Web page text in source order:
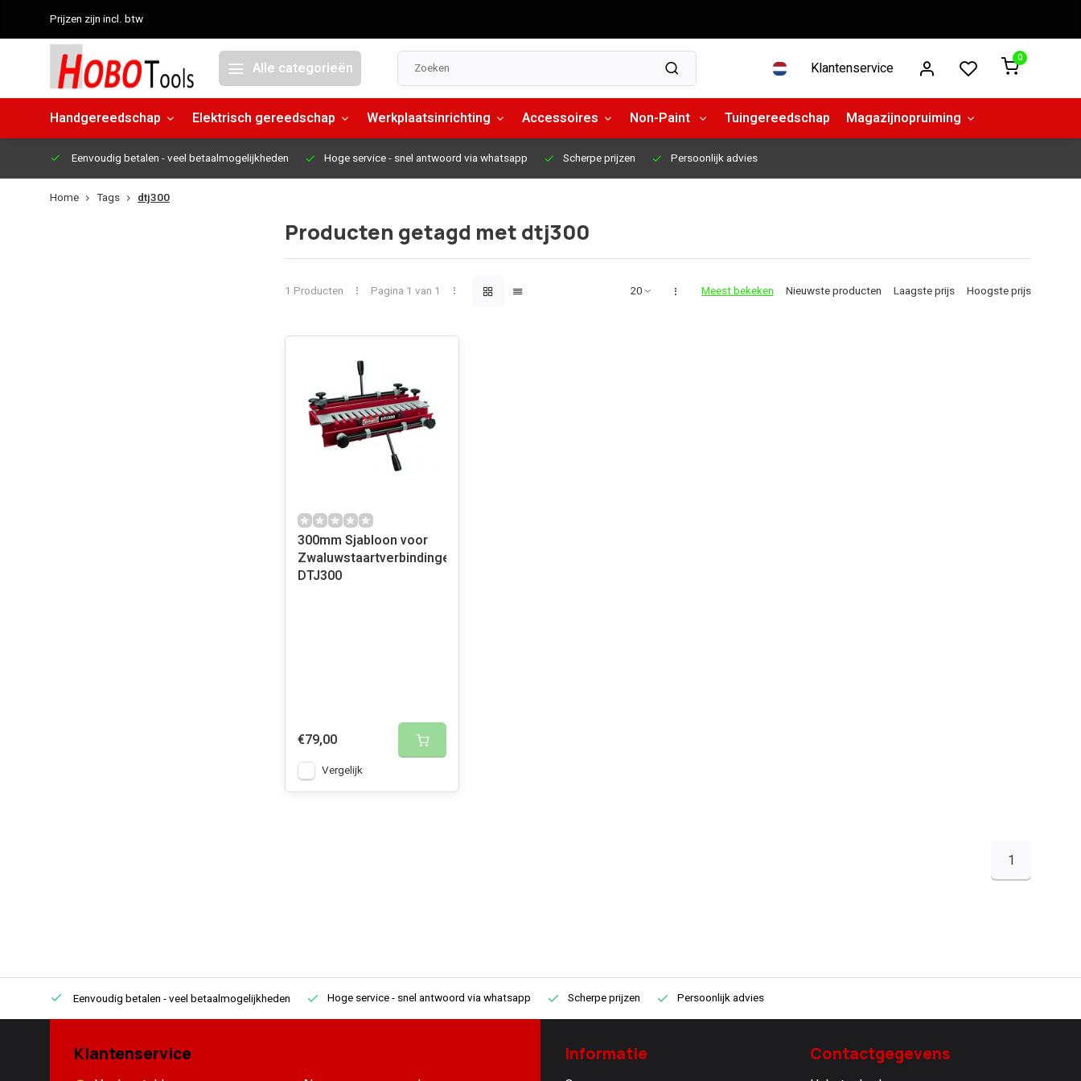
Prijzen zijn incl. btw
Alle categorieën Klantenservice
0
Handgereedschap Elektrisch gereedschap Werkplaatsinrichting Accessoires Non-Paint Tuingereedschap Magazijnopruiming
Eenvoudig betalen - veel betaalmogelijkheden Hoge service- snel antwoord via whatsapp Scherpe prijzen Persoonlijk advies
Home Tags dtj300
Producten getagd met dtj300
1 Producten Pagina 1 van 1 Meest bekeken Nieuwste producten Laagste prijs Hoogste prijs
300mm Sjabloon voor
Zwaluwstaartverbindingen
DTJ300
€79,00
Vergelijk
1
Eenvoudig betalen - veel betaalmogelijkheden Hoge service- snel antwoord via whatsapp Scherpe prijzen Persoonlijk advies
Klantenservice Informatie Contactgegevens